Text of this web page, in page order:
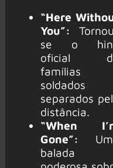
“Here
You”:
se o
oficial
famílias
soldados
separados
distância.
“When
Gone”:
balada